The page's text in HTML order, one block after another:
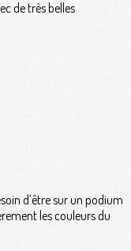
de très belles
d’être sur un podium
les couleurs du